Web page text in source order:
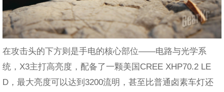
在攻击头的下方则是手电的核心部位——电路与光学系
统，X3主打高亮度，配备了一颗美国CREE XHP70.2 LE
D，最大亮度可以达到3200流明，甚至比普通卤素车灯还